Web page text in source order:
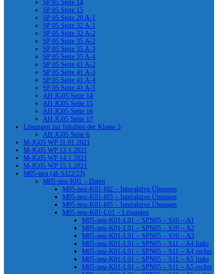
SP 05 Seite 14
SP 05 Seite 15
SP 05 Seite 20 A-1
SP 05 Seite 32 A-1
SP 05 Seite 32 A-2
SP 05 Seite 35 A-2
SP 05 Seite 35 A-3
SP 05 Seite 35 A-4
SP 05 Seite 41 A-2
SP 05 Seite 41 A-3
SP 05 Seite 41 A-4
SP 05 Seite 41 A-5
AH JG05 Seite 14
AH JG05 Seite 15
AH JG05 Seite 16
AH JG05 Seite 17
Lösungen zur Inhalten der Klasse 5
AH JG05 Seite 6
M-JG05 WP 11.01.2021
M-JG05 WP 13.1.2021
M-JG05 WP 14.1.2021
M-JG05 WP 15.1.2021
M05-neu (ab SJ22/23)
M05-neu-K01 – Daten
M05-neu-K01-I02 – Interaktive Übungen
M05-neu-K01-I03 – Interaktive Übungen
M05-neu-K01-I05 – Interaktive Übungen
M05-neu-K01-L01 – Lösungen
M05-neu-K01-L01 – SPN05 – S10 – A1
M05-neu-K01-L01 – SPN05 – S10 – A2
M05-neu-K01-L01 – SPN05 – S10 – A3
M05-neu-K01-L01 – SPN05 – S11 – A4 links
M05-neu-K01-L01 – SPN05 – S11 – A4 rechts
M05-neu-K01-L01 – SPN05 – S11 – A5 links
M05-neu-K01-L01 – SPN05 – S11 – A5 rechts